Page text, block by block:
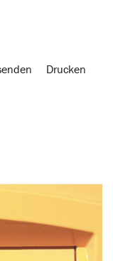
Drucken